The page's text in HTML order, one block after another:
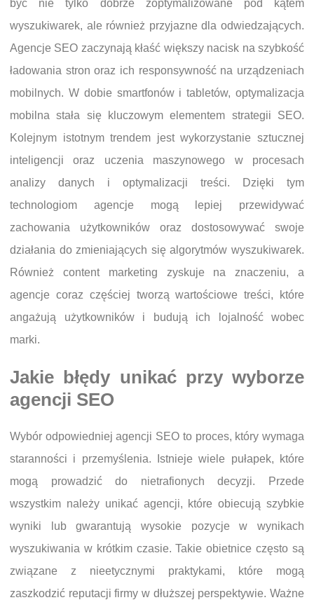
być nie tylko dobrze zoptymalizowane pod kątem
wyszukiwarek, ale również przyjazne dla odwiedzających.
Agencje SEO zaczynają kłaść większy nacisk na szybkość
ładowania stron oraz ich responsywność na urządzeniach
mobilnych. W dobie smartfonów i tabletów, optymalizacja
mobilna stała się kluczowym elementem strategii SEO.
Kolejnym istotnym trendem jest wykorzystanie sztucznej
inteligencji oraz uczenia maszynowego w procesach
analizy danych i optymalizacji treści. Dzięki tym
technologiom agencje mogą lepiej przewidywać
zachowania użytkowników oraz dostosowywać swoje
działania do zmieniających się algorytmów wyszukiwarek.
Również content marketing zyskuje na znaczeniu, a
agencje coraz częściej tworzą wartościowe treści, które
angażują użytkowników i budują ich lojalność wobec
marki.
Jakie błędy unikać przy wyborze
agencji SEO
Wybór odpowiedniej agencji SEO to proces, który wymaga
staranności i przemyślenia. Istnieje wiele pułapek, które
mogą prowadzić do nietrafionych decyzji. Przede
wszystkim należy unikać agencji, które obiecują szybkie
wyniki lub gwarantują wysokie pozycje w wynikach
wyszukiwania w krótkim czasie. Takie obietnice często są
związane z nieetycznymi praktykami, które mogą
zaszkodzić reputacji firmy w dłuższej perspektywie. Ważne